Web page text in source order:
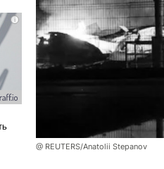
@ REUTERS/Anatolii Stepanov